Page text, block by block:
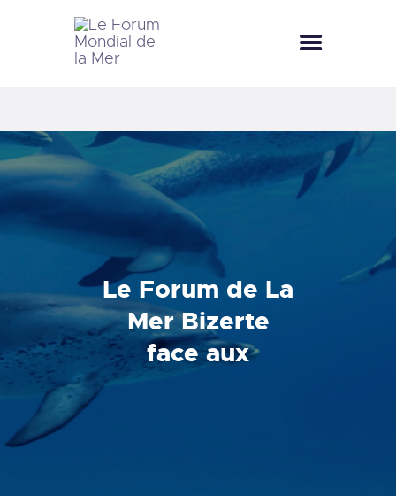
Le Forum de La
Mer Bizerte
face aux
LE FORUM MONDIAL DE LA MER
FÊTES DE LA MER
LE CLUB BLEU
LA SAISON BLEUE
MÉDIATHÈQUE
DOCUMENTATION
CONTACT